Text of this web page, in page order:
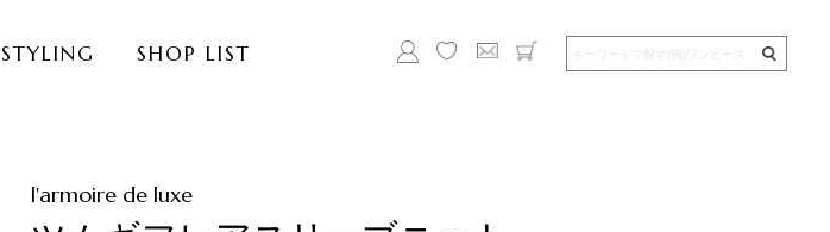
STYLING SHOP LIST
l'armoire de luxe